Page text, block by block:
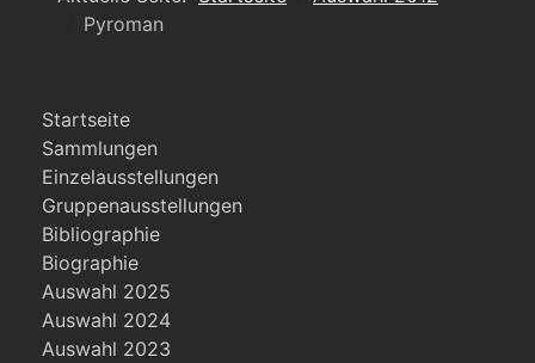
Pyroman
Startseite
Sammlungen
Einzelausstellungen
Gruppenausstellungen
Bibliographie
Biographie
Auswahl 2025
Auswahl 2024
Auswahl 2023